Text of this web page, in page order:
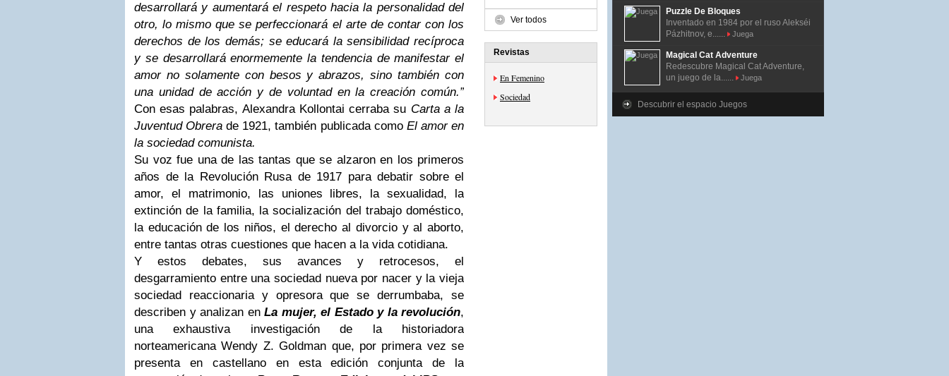
desarrollará y aumentará el respeto hacia la personalidad del
otro, lo mismo que se perfeccionará el arte de contar con los
derechos de los demás; se educará la sensibilidad recíproca
y se desarrollará enormemente la tendencia de manifestar el
amor no solamente con besos y abrazos, sino también con
una unidad de acción y de voluntad en la creación común.”
Con esas palabras, Alexandra Kollontai cerraba su Carta a la
Juventud Obrera de 1921, también publicada como El amor en
la sociedad comunista.
Su voz fue una de las tantas que se alzaron en los primeros
años de la Revolución Rusa de 1917 para debatir sobre el
amor, el matrimonio, las uniones libres, la sexualidad, la
extinción de la familia, la socialización del trabajo doméstico,
la educación de los niños, el derecho al divorcio y al aborto,
entre tantas otras cuestiones que hacen a la vida cotidiana.
Y estos debates, sus avances y retrocesos, el
desgarramiento entre una sociedad nueva por nacer y la vieja
sociedad reaccionaria y opresora que se derrumbaba, se
describen y analizan en La mujer, el Estado y la revolución,
una exhaustiva investigación de la historiadora
norteamericana Wendy Z. Goldman que, por primera vez se
presenta en castellano en esta edición conjunta de la
Ver todos
Revistas
En Femenino
Sociedad
Puzzle De Bloques
Inventado en 1984 por el ruso Alekséi
Pázhitnov, e......
Juega
Magical Cat Adventure
Redescubre Magical Cat Adventure,
un juego de la......
Juega
Descubrir el espacio Juegos